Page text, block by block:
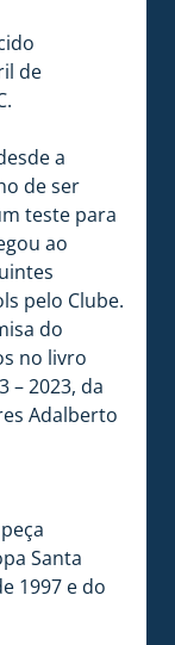
de
a
de ser
teste para
ao
pelo Clube.
do
no livro
– 2023, da
Adalberto
Santa
1997 e do